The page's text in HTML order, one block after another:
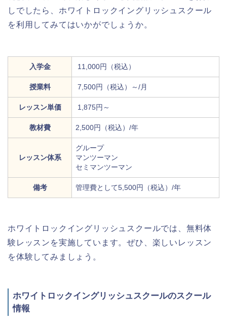
しでしたら、ホワイトロックイングリッシュスクール
を利用してみてはいかがでしょうか。
入学金 11,000円（税込）
授業料 7,500円（税込）～/月
レッスン単価 1,875円～
教材費 2,500円（税込）/年
レッスン体系
グループ
マンツーマン
セミマンツーマン
備考 管理費として5,500円（税込）/年
ホワイトロックイングリッシュスクールでは、無料体
験レッスンを実施しています。ぜひ、楽しいレッスン
を体験してみましょう。
ホワイトロックイングリッシュスクールのスクール
情報